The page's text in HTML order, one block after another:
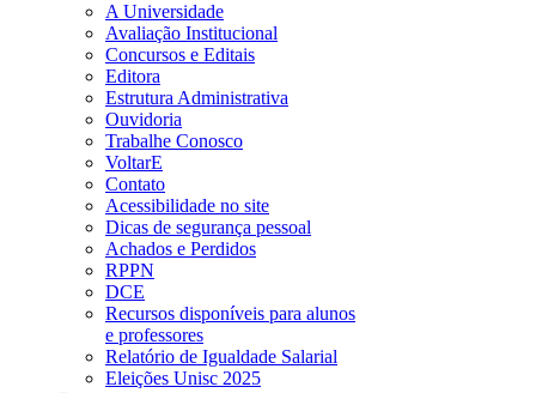
A Universidade
Avaliação Institucional
Concursos e Editais
Editora
Estrutura Administrativa
Ouvidoria
Trabalhe Conosco
VoltarE
Contato
Acessibilidade no site
Dicas de segurança pessoal
Achados e Perdidos
RPPN
DCE
Recursos disponíveis para alunos
e professores
Relatório de Igualdade Salarial
Eleições Unisc 2025